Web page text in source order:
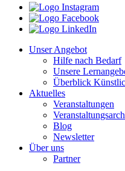
Unser Angebot
Hilfe nach Bedarf
Unsere
Überblick
Aktuelles
Veranstaltungen
Blog
Newsletter
Über uns
Partner